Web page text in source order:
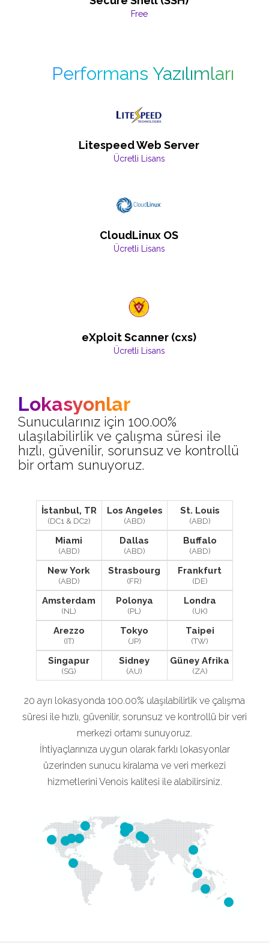
Free
Performans Yazılımları
Litespeed Web Server
Ücretli Lisans
CloudLinux OS
Ücretli Lisans
eXploit Scanner (cxs)
Ücretli Lisans
Lokasyonlar
Sunucularınız için 100.00%
ulaşılabilirlik ve çalışma süresi ile
hızlı, güvenilir, sorunsuz ve kontrollü
bir ortam sunuyoruz.
İstanbul, TR
(DC1 & DC2)
Los Angeles
(ABD)
St. Louis
(ABD)
Miami
(ABD)
Dallas
(ABD)
Buffalo
(ABD)
New York
(ABD)
Strasbourg
(FR)
Frankfurt
(DE)
Amsterdam
(NL)
Polonya
(PL)
Londra
(UK)
Arezzo
(IT)
Tokyo
(JP)
Taipei
(TW)
Singapur
(SG)
Sidney
(AU)
Güney Afrika
(ZA)
20 ayrı lokasyonda 100.00% ulaşılabilirlik ve çalışma
süresi ile hızlı, güvenilir, sorunsuz ve kontrollü bir veri
merkezi ortamı sunuyoruz.
İhtiyaçlarınıza uygun olarak farklı lokasyonlar
üzerinden sunucu kiralama ve veri merkezi
hizmetlerini Venois kalitesi ile alabilirsiniz.